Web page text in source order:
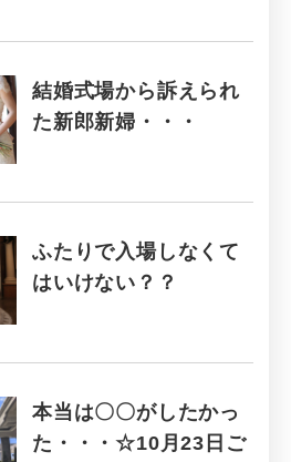
結婚式場から訴えられ
た新郎新婦・・・
ふたりで入場しなくて
はいけない？？
本当は〇〇がしたかっ
た・・・☆10月23日ご